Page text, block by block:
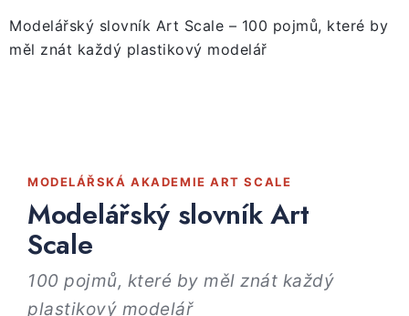
NOVINKY
BARVY A POMŮCKY
PUBLIKACE
Modelářský slovník Art Scale – 100 pojmů, které by
měl znát každý plastikový modelář
MODELÁŘSKÁ AKADEMIE ART SCALE
Modelářský slovník Art
Scale
100 pojmů, které by měl znát každý
plastikový modelář